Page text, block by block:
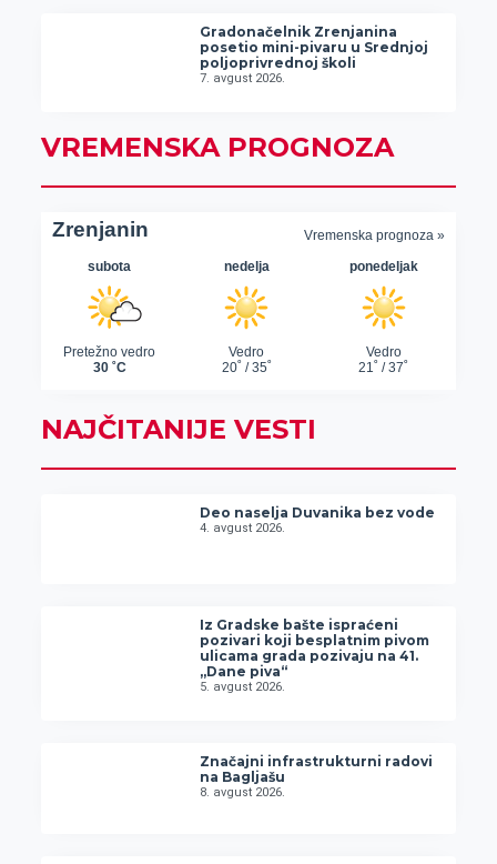
Gradonačelnik Zrenjanina
posetio mini-pivaru u Srednjoj
poljoprivrednoj školi
7. avgust 2026.
VREMENSKA PROGNOZA
NAJČITANIJE VESTI
Deo naselja Duvanika bez vode
4. avgust 2026.
Iz Gradske bašte ispraćeni
pozivari koji besplatnim pivom
ulicama grada pozivaju na 41.
„Dane piva“
5. avgust 2026.
Značajni infrastrukturni radovi
na Bagljašu
8. avgust 2026.